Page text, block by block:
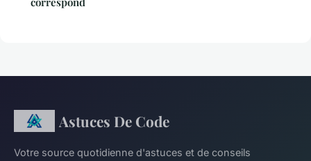
Astuces De Code
Votre source quotidienne d'astuces et de conseils